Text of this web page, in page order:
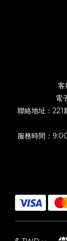
電
聯絡地址：221
服務時間：